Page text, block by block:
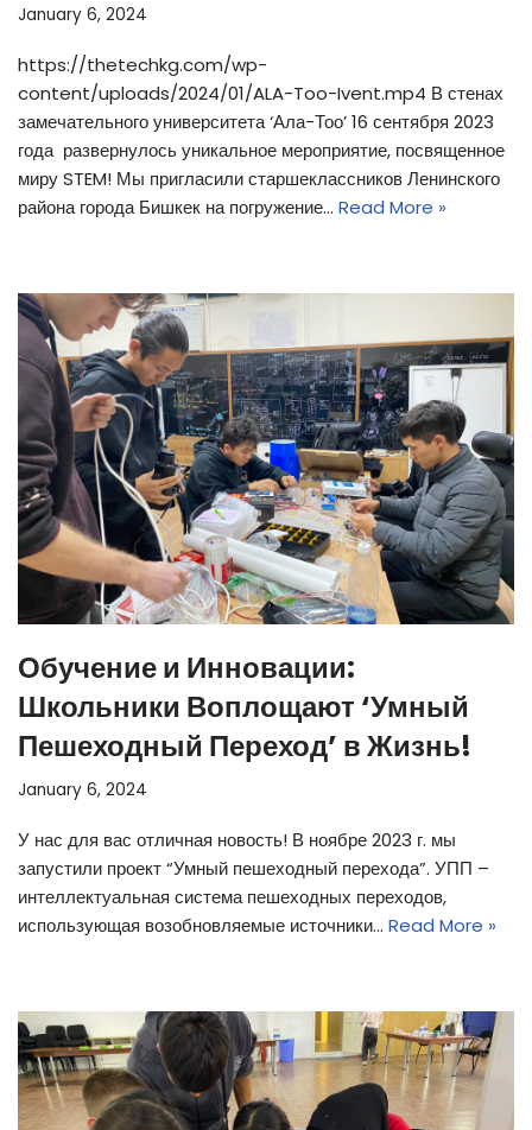
January 6, 2024
https://thetechkg.com/wp-
content/uploads/2024/01/ALA-Too-Ivent.mp4 В стенах
замечательного университета ‘Ала-Тоо’ 16 сентября 2023
года развернулось уникальное мероприятие, посвященное
миру STEM! Мы пригласили старшеклассников Ленинского
района города Бишкек на погружение… Read More »
Обучение и Инновации:
Школьники Воплощают ‘Умный
Пешеходный Переход’ в Жизнь!
January 6, 2024
У нас для вас отличная новость! В ноябре 2023 г. мы
запустили проект “Умный пешеходный перехода”. УПП –
интеллектуальная система пешеходных переходов,
использующая возобновляемые источники… Read More »